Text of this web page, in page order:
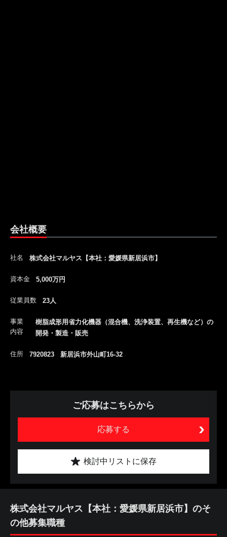
会社概要
社名 株式会社マルヤス【本社：愛媛県新居浜市】
資本金 5,000万円
従業員数 23人
事業
内容
樹脂成形用省力化機器（混合機、洗浄装置、再生機など）の
開発・製造・販売
住所 7920823 新居浜市外山町16-32
ご応募はこちらから
応募する
検討中リストに保存
株式会社マルヤス【本社：愛媛県新居浜市】のそ
の他募集職種